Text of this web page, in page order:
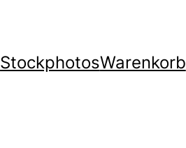
StockphotosWarenkorb